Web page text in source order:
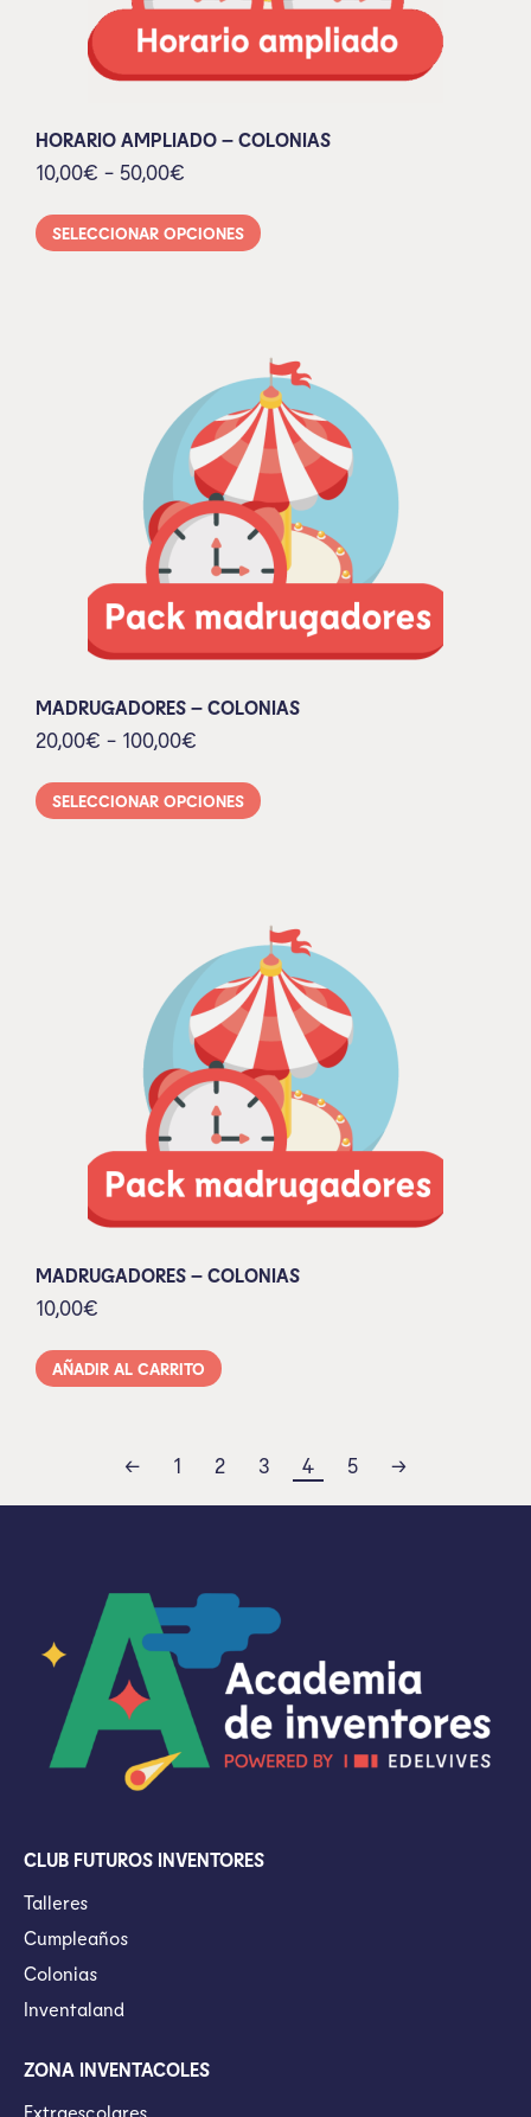
HORARIO AMPLIADO – COLONIAS
10,00€ - 50,00€
SELECCIONAR OPCIONES
MADRUGADORES – COLONIAS
20,00€ - 100,00€
SELECCIONAR OPCIONES
MADRUGADORES – COLONIAS
10,00€
AÑADIR AL CARRITO
← 1 2 3 4 5 →
CLUB FUTUROS INVENTORES
Talleres
Cumpleaños
Colonias
Inventaland
ZONA INVENTACOLES
Extraescolares